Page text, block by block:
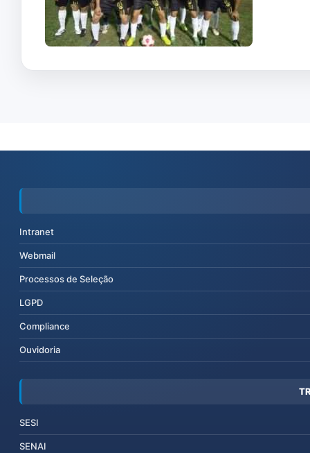
Intranet
Webmail
Processos de Seleção
LGPD
Compliance
Ouvidoria
SESI
SENAI